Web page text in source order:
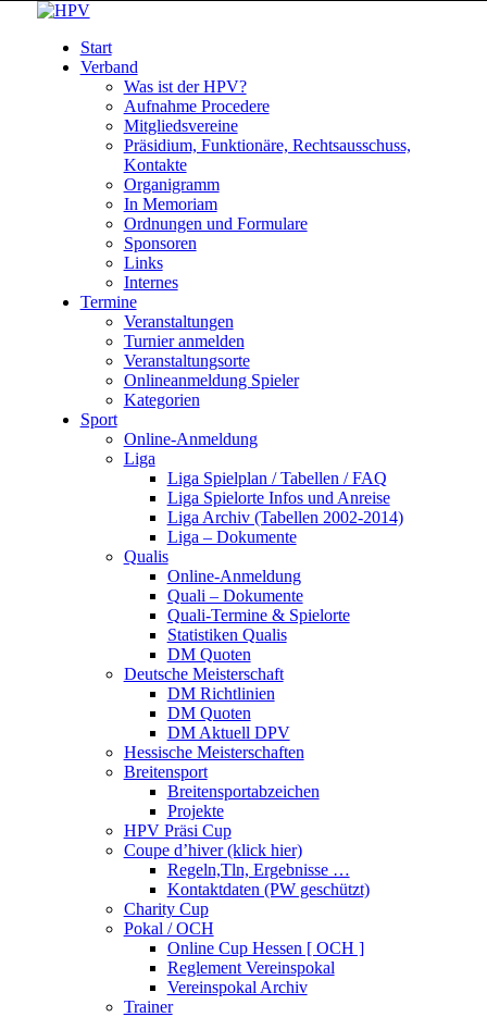
Start
Verband
Was ist der HPV?
Aufnahme Procedere
Mitgliedsvereine
Präsidium, Funktionäre, Rechtsausschuss,
Kontakte
Organigramm
In Memoriam
Ordnungen und Formulare
Sponsoren
Links
Internes
Termine
Veranstaltungen
Turnier anmelden
Veranstaltungsorte
Onlineanmeldung Spieler
Kategorien
Sport
Online-Anmeldung
Liga
Liga Spielplan / Tabellen / FAQ
Liga Spielorte Infos und Anreise
Liga Archiv (Tabellen 2002-2014)
Liga – Dokumente
Qualis
Online-Anmeldung
Quali – Dokumente
Quali-Termine & Spielorte
Statistiken Qualis
DM Quoten
Deutsche Meisterschaft
DM Richtlinien
DM Quoten
DM Aktuell DPV
Hessische Meisterschaften
Breitensport
Breitensportabzeichen
Projekte
HPV Präsi Cup
Coupe d’hiver (klick hier)
Regeln,Tln, Ergebnisse …
Kontaktdaten (PW geschützt)
Charity Cup
Pokal / OCH
Online Cup Hessen [ OCH ]
Reglement Vereinspokal
Vereinspokal Archiv
Trainer